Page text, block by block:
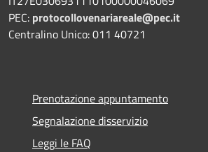
PEC: protocollovenariareale@pec.it
Centralino Unico: 011 40721
Prenotazione appuntamento
Segnalazione disservizio
Leggi le FAQ